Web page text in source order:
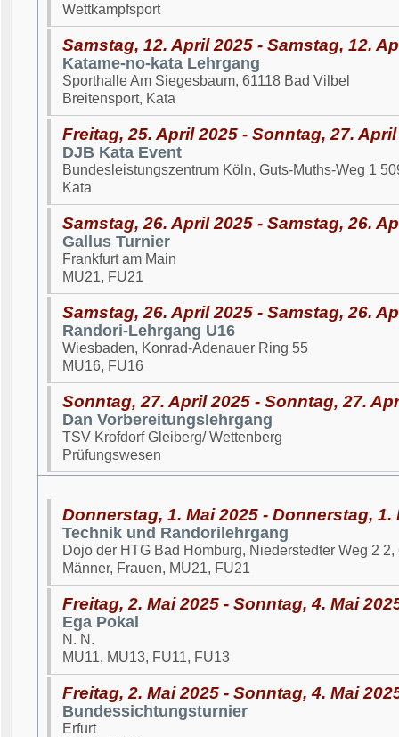
Wettkampfsport
Samstag, 12. April 2025 - Samstag, 12.
Katame-no-kata Lehrgang
Sporthalle Am Siegesbaum, 61118 Bad Vilbel
Breitensport, Kata
Freitag, 25. April 2025 - Sonntag, 27.
DJB Kata Event
Bundesleistungszentrum Köln, Guts-Muths-Weg 1
Kata
Samstag, 26. April 2025 - Samstag, 26.
Gallus Turnier
Frankfurt am Main
MU21, FU21
Samstag, 26. April 2025 - Samstag, 26.
Randori-Lehrgang U16
Wiesbaden, Konrad-Adenauer Ring 55
MU16, FU16
Sonntag, 27. April 2025 - Sonntag, 27.
Dan Vorbereitungslehrgang
TSV Krofdorf Gleiberg/ Wettenberg
Prüfungswesen
Donnerstag, 1. Mai 2025 - Donnerstag, 1.
Technik und Randorilehrgang
Dojo der HTG Bad Homburg, Niederstedter Weg 2
Männer, Frauen, MU21, FU21
Freitag, 2. Mai 2025 - Sonntag, 4. Mai
Ega Pokal
N. N.
MU11, MU13, FU11, FU13
Freitag, 2. Mai 2025 - Sonntag, 4. Mai
Bundessichtungsturnier
Erfurt